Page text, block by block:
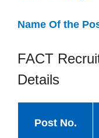
Name Of the
FACT
Details
Post No.